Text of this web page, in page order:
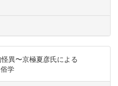
異〜京極夏彦氏による
学